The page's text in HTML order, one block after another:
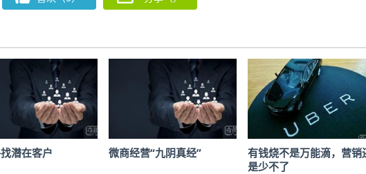
潜在客户 微商经营“九阴真经”
有钱烧不是万能滴，营销
是少不了